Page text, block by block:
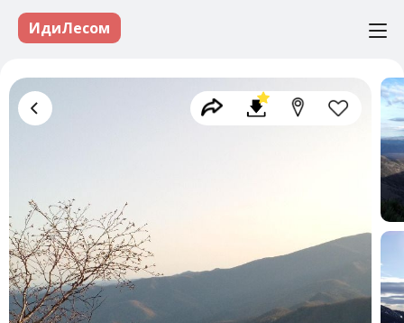
ИдиЛесом